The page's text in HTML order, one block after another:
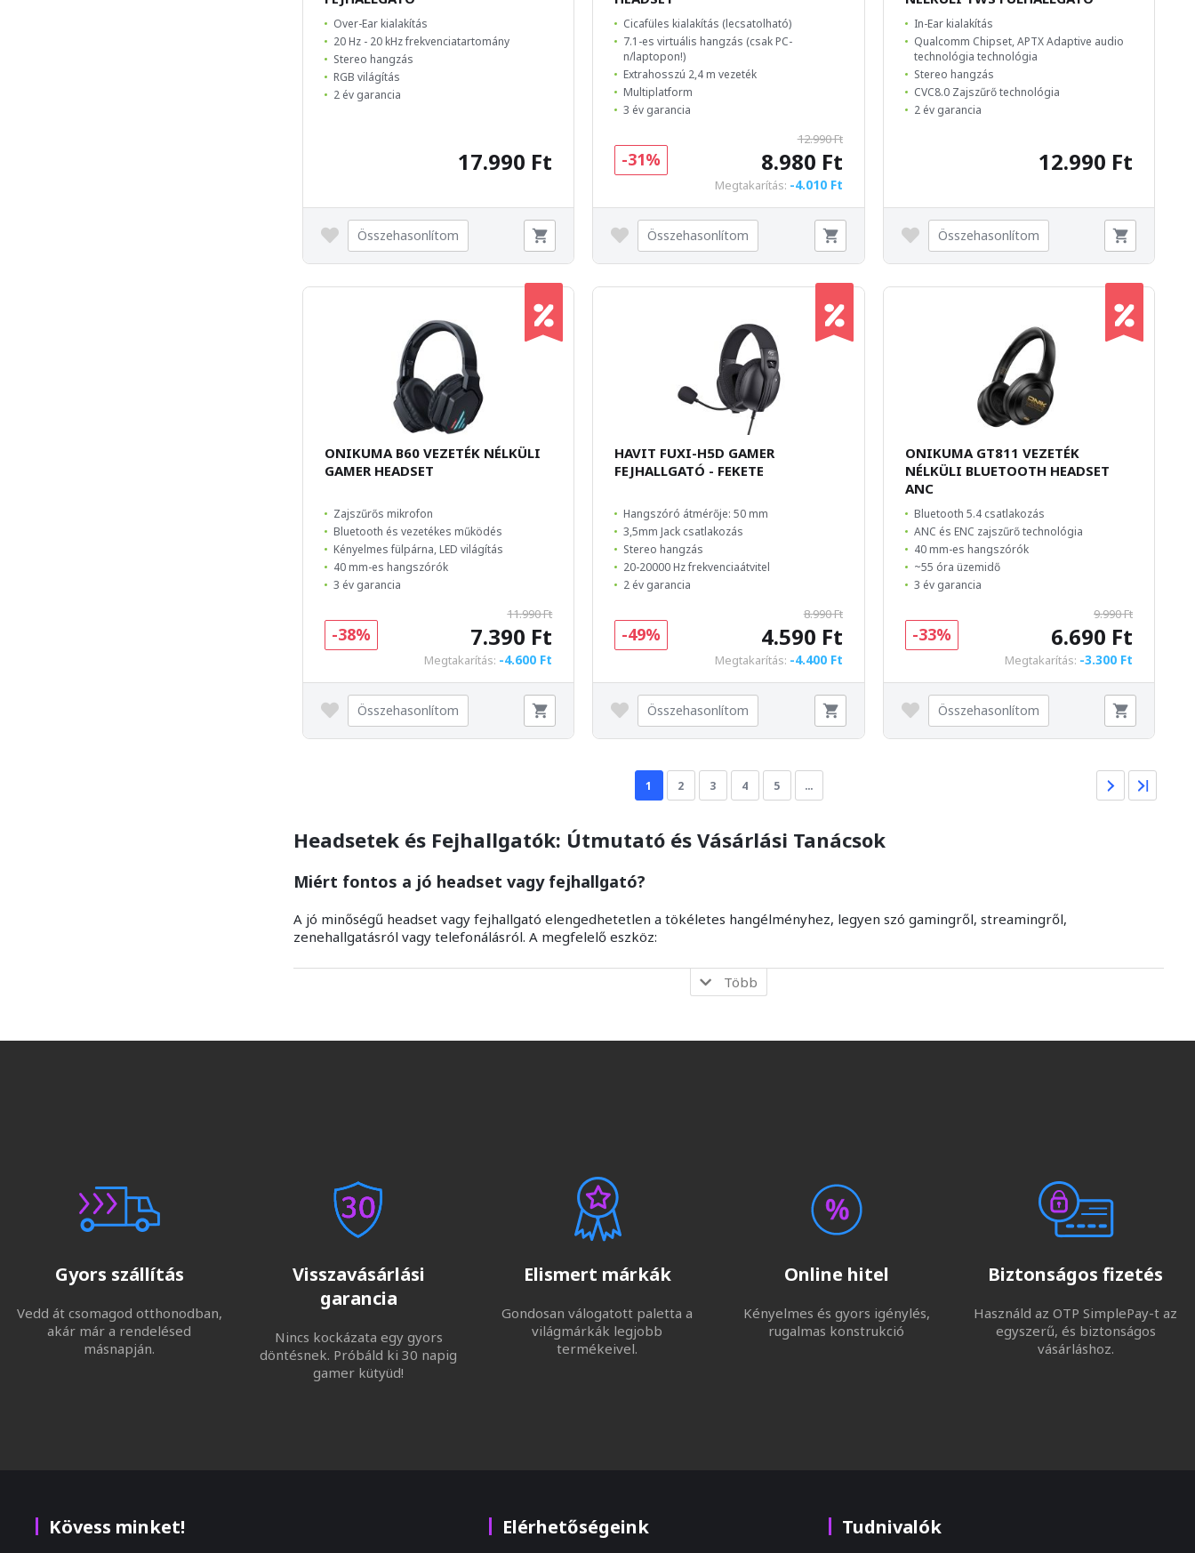
Over-Ear kialakítás
20 Hz - 20 kHz frekvenciatartomány
Stereo hangzás
RGB világítás
2 év garancia
17.990 Ft
Összehasonlítom
Cicafüles kialakítás (lecsatolható)
7.1-es virtuális hangzás (csak PC-
n/laptopon!)
Extrahosszú 2,4 m vezeték
Multiplatform
3 év garancia
12.990 Ft
8.980 Ft
Megtakarítás: -4.010 Ft
-31%
Összehasonlítom
In-Ear kialakítás
Qualcomm Chipset, APTX Adaptive audio
technológia technológia
Stereo hangzás
CVC8.0 Zajszűrő technológia
2 év garancia
12.990 Ft
Összehasonlítom
ONIKUMA B60 VEZETÉK NÉLKÜLI
GAMER HEADSET
Zajszűrős mikrofon
Bluetooth és vezetékes működés
Kényelmes fülpárna, LED világítás
40 mm-es hangszórók
3 év garancia
11.990 Ft
7.390 Ft
Megtakarítás: -4.600 Ft
-38%
Összehasonlítom
HAVIT FUXI-H5D GAMER
FEJHALLGATÓ - FEKETE
Hangszóró átmérője: 50 mm
3,5mm Jack csatlakozás
Stereo hangzás
20-20000 Hz frekvenciaátvitel
2 év garancia
8.990 Ft
4.590 Ft
Megtakarítás: -4.400 Ft
-49%
Összehasonlítom
ONIKUMA GT811 VEZETÉK
NÉLKÜLI BLUETOOTH HEADSET
ANC
Bluetooth 5.4 csatlakozás
ANC és ENC zajszűrő technológia
40 mm-es hangszórók
~55 óra üzemidő
3 év garancia
9.990 Ft
6.690 Ft
Megtakarítás: -3.300 Ft
-33%
Összehasonlítom
1 2 3 4 5 …
Headsetek és Fejhallgatók: Útmutató és Vásárlási Tanácsok
Miért fontos a jó headset vagy fejhallgató?
A jó minőségű headset vagy fejhallgató elengedhetetlen a tökéletes hangélményhez, legyen szó gamingről, streamingről,
zenehallgatásról vagy telefonálásról. A megfelelő eszköz:
Több
Gyors szállítás
Vedd át csomagod otthonodban,
akár már a rendelésed
másnapján.
Visszavásárlási
garancia
Nincs kockázata egy gyors
döntésnek. Próbáld ki 30 napig
gamer kütyüd!
Elismert márkák
Gondosan válogatott paletta a
világmárkák legjobb
termékeivel.
Online hitel
Kényelmes és gyors igénylés,
rugalmas konstrukció
Biztonságos fizetés
Használd az OTP SimplePay-t az
egyszerű, és biztonságos
vásárláshoz.
Kövess minket! Elérhetőségeink Tudnivalók